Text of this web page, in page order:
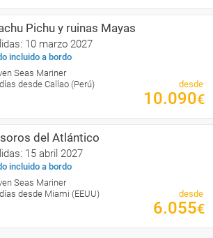
Pichu y ruinas Mayas
10 marzo 2027
incluido a bordo
Seas Mariner
desde Callao (Perú)
desde
10.090€
del Atlántico
15 abril 2027
incluido a bordo
Seas Mariner
desde Miami (EEUU)
desde
6.055€